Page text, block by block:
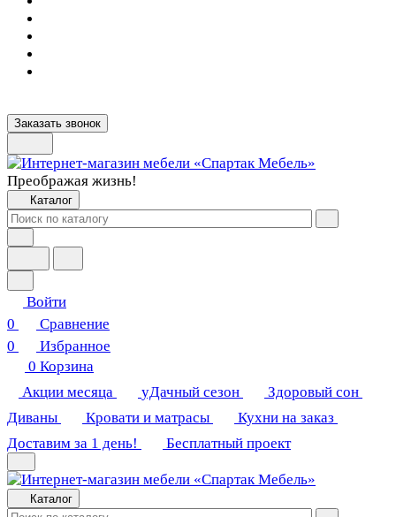
Заказать звонок
Преображая жизнь!
Каталог
Войти
0
Сравнение
0
Избранное
0 Корзина
Акции месяца
уДачный сезон
Здоровый сон
Диваны
Кровати и матрасы
Кухни на заказ
Доставим за 1 день!
Бесплатный проект
Каталог